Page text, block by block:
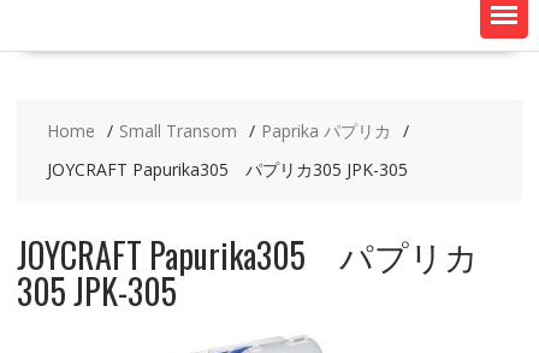
Home Small Transom
Paprika パプリカ
JOYCRAFT Papurika305 パプリカ305 JPK-305
JOYCRAFT Papurika305 パプリカ
305 JPK-305